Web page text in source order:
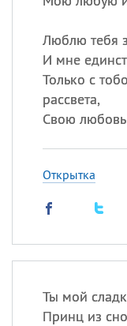
Люблю тебя
И мне
Только с
рассвета,
Свою любовь
Открытка
Ты мой
Принц из